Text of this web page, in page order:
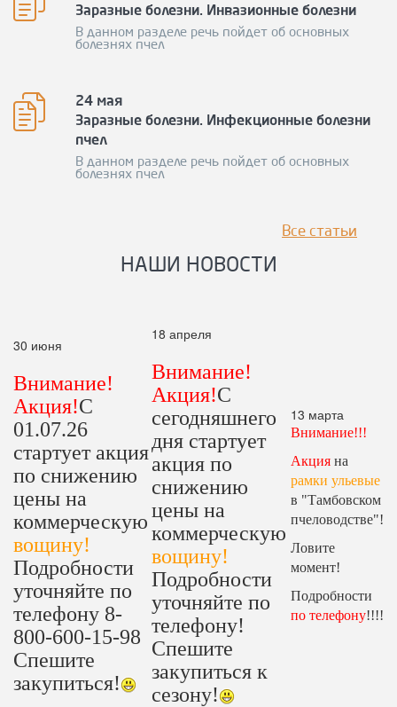
Заразные болезни. Инвазионные болезни
В данном разделе речь пойдет об основных
болезнях пчел
24 мая
Заразные болезни. Инфекционные болезни
пчел
В данном разделе речь пойдет об основных
болезнях пчел
Все статьи
НАШИ НОВОСТИ
30 июня
Внимание!
Акция!С
01.07.26
стартует акция
по снижению
цены на
коммерческую
вощину!
Подробности
уточняйте по
телефону 8-
800-600-15-98
Спешите
закупиться!
18 апреля
Внимание!
Акция!С
сегодняшнего
дня стартует
акция по
снижению
цены на
коммерческую
вощину!
Подробности
уточняйте по
телефону!
Спешите
закупиться к
сезону!
13 марта
Внимание!!!
Акция на
рамки ульевые
в "Тамбовском
пчеловодстве"!
Ловите
момент!
Подробности
по телефону!!!!